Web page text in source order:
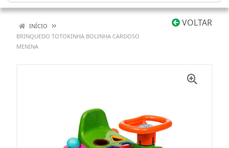
VOLTAR
INÍCIO
BRINQUEDO TOTOKINHA BOLINHA CARDOSO
MENINA